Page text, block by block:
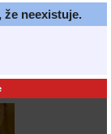
že neexistuje.